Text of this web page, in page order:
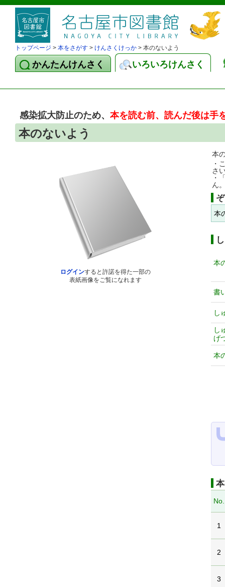
トップページ > 本をさがす > けんさくけっか > 本のないよう
かんたんけんさく いろいろけんさく
感染拡大防止のため、本を読む前、読んだ後は手
本のないよう
ログインすると許諾を得た一部の
表紙画像をご覧になれます
本
・
さ
・
ん
本
本
書
し
し
げ
本
No.
1
2
3